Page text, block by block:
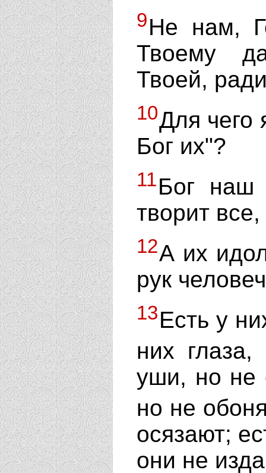
9Не нам,
Твоему
Твоей,
10Для чего
Бог их"?
11Бог наш
творит все,
12А их
рук
13Есть у
них
уши, но не
но не
осязают;
они не